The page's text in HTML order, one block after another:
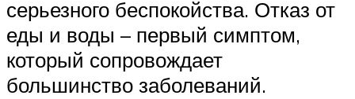
серьезного беспокойства. Отказ от
еды и воды – первый симптом,
который сопровождает
большинство заболеваний.